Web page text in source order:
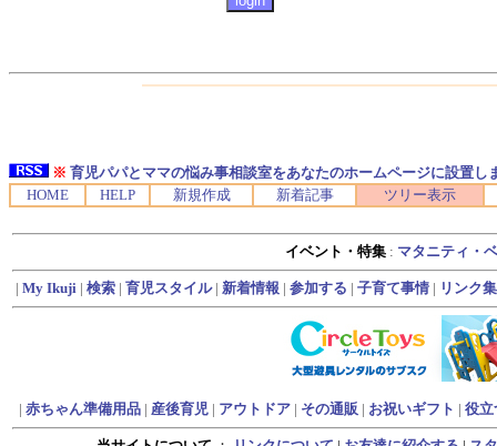
※ 育児パパとママの悩み事相談室をあなたのホームページに設置し
HOME
HELP 新規作成 新着記事 ツリー表示
イベント・特集 : マタニティ・
| My Ikuji| 検索| 育児スタイル| 新着情報 | 参加する | 子育て事情| リンク集
| 赤ちゃん準備用品| 産後育児| アウトドア| その通販 | お祝いギフト | 役立